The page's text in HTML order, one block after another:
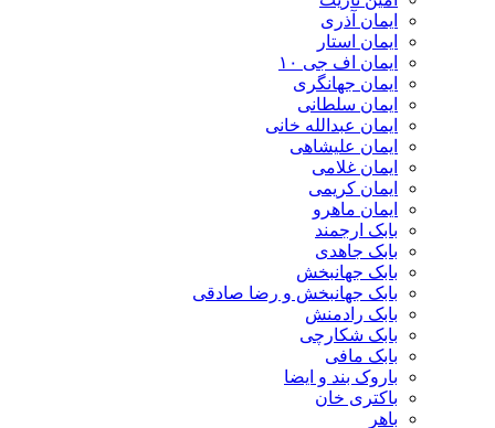
ایمان آذری
ایمان استار
ایمان اف جی ۱۰
ایمان جهانگری
ایمان سلطانی
ایمان عبدالله خانی
ایمان علیشاهی
ایمان غلامی
ایمان کریمی
ایمان ماهرو
بابک ارجمند
بابک جاهدی
بابک جهانبخش
بابک جهانبخش و رضا صادقی
بابک رادمنش
بابک شکارچی
بابک مافی
باروک بند و ایضا
باکتری خان
باهر